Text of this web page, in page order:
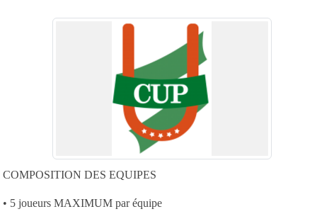
COMPOSITION DES EQUIPES
• 5 joueurs MAXIMUM par équipe